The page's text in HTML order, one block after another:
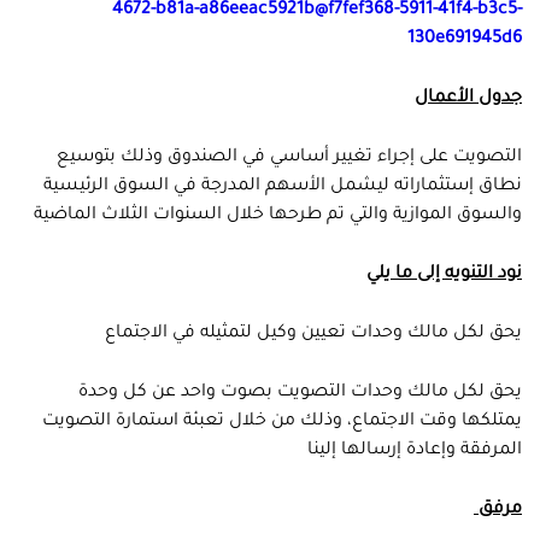
4672-b81a-a86eeac5921b@f7fef368-5911-41f4-b3c5-
130e691945d6
جدول الأعمال
التصويت على إجراء تغيير أساسي في الصندوق وذلك بتوسيع
نطاق إستثماراته ليشمل الأسهم المدرجة في السوق الرئيسية
والسوق الموازية والتي تم طرحها خلال السنوات الثلاث الماضية
نود التنويه إلى ما يلي
يحق لكل مالك وحدات تعيين وكيل لتمثيله في الاجتماع
يحق لكل مالك وحدات التصويت بصوت واحد عن كل وحدة
يمتلكها وقت الاجتماع، وذلك من خلال تعبئة استمارة التصويت
المرفقة وإعادة إرسالها إلينا
مرفق